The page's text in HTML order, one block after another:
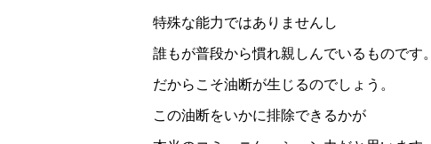
特殊な能力ではありませんし
誰もが普段から慣れ親しんでいるものです。
だからこそ油断が生じるのでしょう。
この油断をいかに排除できるかが